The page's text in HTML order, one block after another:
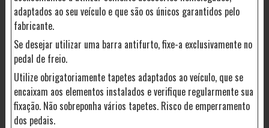
adaptados ao seu veículo e que são os únicos garantidos pelo
fabricante.
Se desejar utilizar uma barra antifurto, fixe-a exclusivamente no
pedal de freio.
Utilize obrigatoriamente tapetes adaptados ao veículo, que se
encaixam aos elementos instalados e verifique regularmente sua
fixação. Não sobreponha vários tapetes. Risco de emperramento
dos pedais.